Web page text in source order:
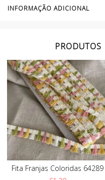
INFORMAÇÃO ADICIONAL
Fita Franjas Coloridas 64289